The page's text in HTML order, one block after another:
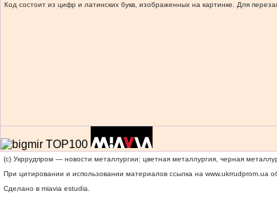
Код состоит из цифр и латинских букв, изображенных на картинке. Для
(c) Укррудпром — новости металлургии: цветная металлургия, черная
При цитировании и использовании материалов ссылка на www.ukrrudprom.ua
Сделано в miavia estudia.